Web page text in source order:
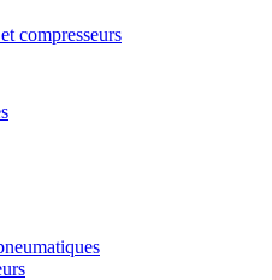
compresseurs